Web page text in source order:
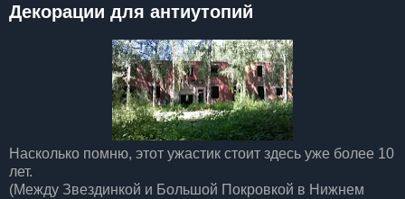
Декорации для антиутопий
Насколько помню, этот ужастик стоит здесь уже более 10
лет.
(Между Звездинкой и Большой Покровкой в Нижнем